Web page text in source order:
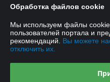
предприниматель Якушенко
Регистрационный номер ЕГР:
УНП: 191897898
Регистрационный орган: Минский
Дата регистрации компании:
Обработка файлов cookie
Мы используем файлы
пользователей портала и
рекомендаций. Вы можете
отключить их.